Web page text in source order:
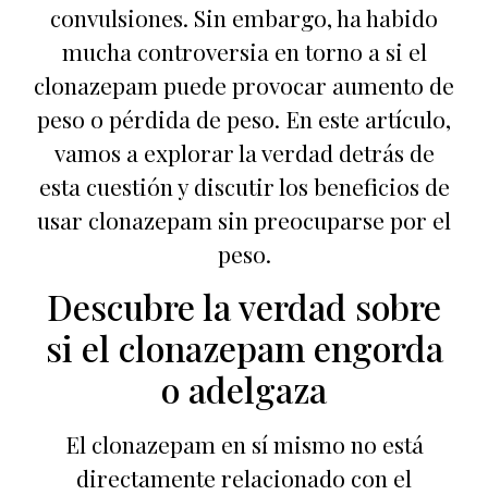
convulsiones. Sin embargo, ha habido
mucha controversia en torno a si el
clonazepam puede provocar aumento de
peso o pérdida de peso. En este artículo,
vamos a explorar la verdad detrás de
esta cuestión y discutir los beneficios de
usar clonazepam sin preocuparse por el
peso.
Descubre la verdad sobre
si el clonazepam engorda
o adelgaza
El clonazepam en sí mismo no está
directamente relacionado con el